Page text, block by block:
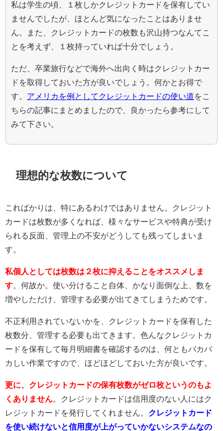
私は学生の頃、１枚しかクレジットカードを保有してい
ませんでしたが、ほとんど気になったことはありませ
ん。また、クレジットカードの枚数も沢山持つなんてこ
とを考えず、１枚持っていれば十分でしょう。
ただ、卒業旅行などで海外へ出向く時はクレジットカー
ドを取得しておいた方が良いでしょう。何かとお得で
す。 アメリカを例としてクレジットカードの使い道をこ
ちらの記事にまとめましたので、良かったら参考にして
みて下さい。
理想的な枚数について
こればかりは、特にあるわけではありません。クレジット
カードは枚数が多くなれば、様々なサービスや特典が受け
られる反面、管理上の不安がどうしても残ってしまいま
す。
私個人としては枚数は２枚に抑えることをオススメしま
す 。何故か。使い分けること自体、かなり面倒な上、数を
増やしただけ、管理する必要が出てきてしまうためです。
不正利用されていないかを、クレジットカードを保有した
枚数分、管理する必要も出てきます。色んなクレジットカ
ードを保有して毎月明細書を確認するのは、何ともバカバ
カしい作業ですので、ほどほどしておいた方が良いです。
更に、クレジットカードの保有枚数がゼロ枚というのもよ
くありません 。クレジットカードは信用度のない人にはク
レジットカードを発行してくれません。 クレジットカード
を使い続けないと信用度が上がっていかないシステムなの